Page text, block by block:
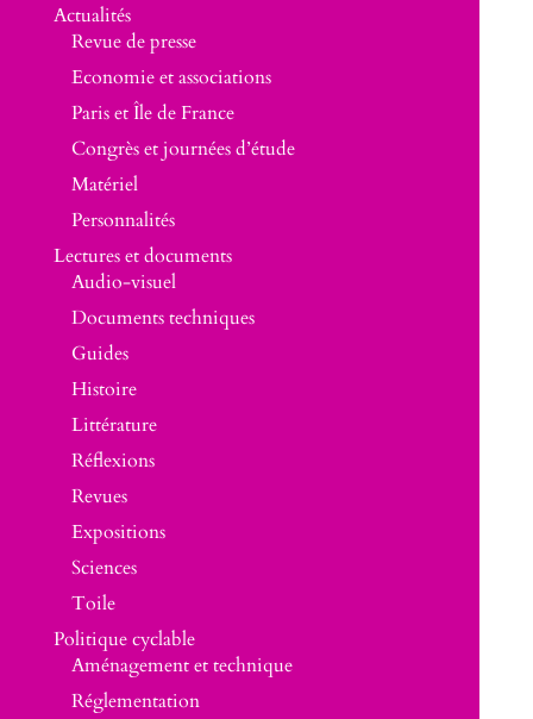
Actualités
Revue de presse
Economie et associations
Paris et Île de France
Congrès et journées d’étude
Matériel
Personnalités
Lectures et documents
Audio-visuel
Documents techniques
Guides
Histoire
Littérature
Réflexions
Revues
Expositions
Sciences
Toile
Politique cyclable
Aménagement et technique
Réglementation